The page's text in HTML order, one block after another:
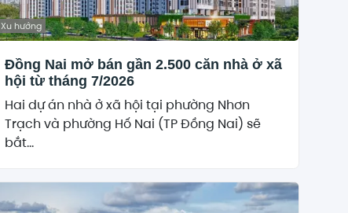
Xu hướng
Đồng Nai mở bán gần 2.500 căn nhà ở xã
hội từ tháng 7/2026
Hai dự án nhà ở xã hội tại phường Nhơn
Trạch và phường Hố Nai (TP Đồng Nai) sẽ
bắt...